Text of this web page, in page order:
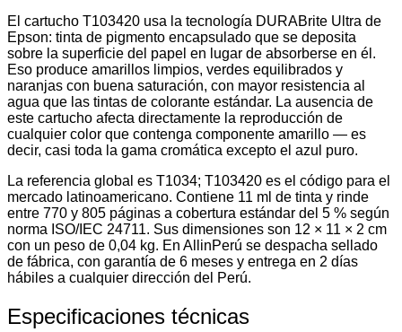
El cartucho T103420 usa la tecnología DURABrite Ultra de
Epson: tinta de pigmento encapsulado que se deposita
sobre la superficie del papel en lugar de absorberse en él.
Eso produce amarillos limpios, verdes equilibrados y
naranjas con buena saturación, con mayor resistencia al
agua que las tintas de colorante estándar. La ausencia de
este cartucho afecta directamente la reproducción de
cualquier color que contenga componente amarillo — es
decir, casi toda la gama cromática excepto el azul puro.
La referencia global es T1034; T103420 es el código para el
mercado latinoamericano. Contiene 11 ml de tinta y rinde
entre 770 y 805 páginas a cobertura estándar del 5 % según
norma ISO/IEC 24711. Sus dimensiones son 12 × 11 × 2 cm
con un peso de 0,04 kg. En AllinPerú se despacha sellado
de fábrica, con garantía de 6 meses y entrega en 2 días
hábiles a cualquier dirección del Perú.
Especificaciones técnicas